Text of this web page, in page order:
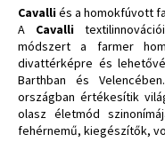
Cavalliés a homokfúvott
A Cavalli
módszert a farmer
divattérképre és
Barthban és
országban értékesítik
olasz életmód
fehérnemű, kiegészítők,